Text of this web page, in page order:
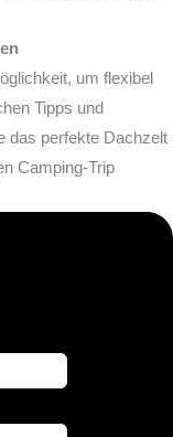
um flexibel
Tipps und
das perfekte Dachzelt
Camping-Trip